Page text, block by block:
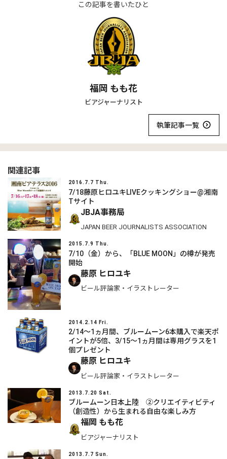
この記事を書いたひと
福岡 もも花
ビアジャーナリスト
執筆記事一覧
関連記事
2016.7.7 Thu.
7/18藤原ヒロユキLIVEクッキングショー@湘南
Tサイト
JBJA事務局
JAPAN BEER JOURNALISTS ASSOCIATION
2015.7.9 Thu.
7/10（金）から、「BLUE MOON」の樽が発売
開始
藤原 ヒロユキ
ビール評論家・イラストレーター
2014.2.14 Fri.
2/14～1ヵ月間、ブルームーン6本購入で楽天ポ
イントが5倍、3/15～1ヵ月間は専用グラスを1
個プレゼント
藤原 ヒロユキ
ビール評論家・イラストレーター
2013.7.20 Sat.
ブルームーン日本上陸 ②クリエイティビティ
（創造性）から生まれる自由な楽しみ方
福岡 もも花
ビアジャーナリスト
2013.7.7 Sun.